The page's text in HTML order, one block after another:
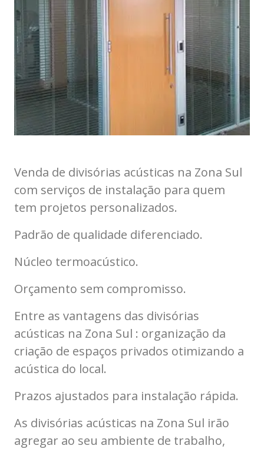
Venda de divisórias acústicas na Zona Sul
com serviços de instalação para quem
tem projetos personalizados.
Padrão de qualidade diferenciado.
Núcleo termoacústico.
Orçamento sem compromisso.
Entre as vantagens das divisórias
acústicas na Zona Sul : organização da
criação de espaços privados otimizando a
acústica do local.
Prazos ajustados para instalação rápida.
As divisórias acústicas na Zona Sul irão
agregar ao seu ambiente de trabalho,